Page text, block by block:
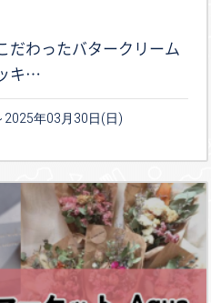
だわったバタークリーム
キ…
年03月30日(日)